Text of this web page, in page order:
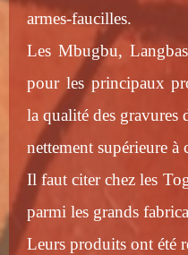
armes-faucilles.
Les Mbugbu,
pour les principaux
la qualité des gravures
nettement supérieure à
Il faut citer chez les
parmi les grands
Leurs produits ont été